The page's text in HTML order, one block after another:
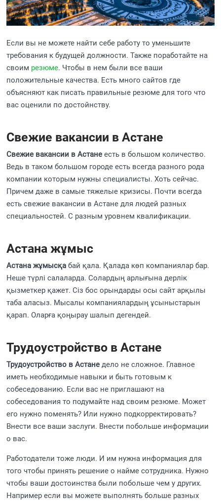
Если вы не можете найти себе работу то уменьшите
требования к будущей должности. Также поработайте на
своим резюме. Чтобы в нем были все ваши
положительные качества. Есть много сайтов где
объясняют как писать правильные резюме для того что
вас оценили по достойнству.
Свежие вакансии в Астане
Свежие вакансии в Астане есть в большом количество.
Ведь в таком большом городе есть всегда разного рода
компании которым нужны специалисты. Хоть сейчас.
Причем даже в самые тяжелые кризисы. Почти всегда
есть свежие вакансии в Астане для людей разных
специальностей. С разным уровнем квалификации.
Астана жұмыс
Астана жұмысқа бай қала. Қалада көп компаниялар бар.
Неше түрлі салаларда. Солардың арлығына дерлік
қызметкер қажет. Сіз бос орындарды осы сайт арқылы
таба аласыз. Мысалы компаниялардың ұсыныстарын
қарап. Оларға қоңырау шалып дегендей.
Трудоустройство в Астане
Трудоустройство в Астане дело не сложное. Главное
иметь необходимые навыки и быть готовым к
собеседованию. Если вас не приглашают на
собеседования то подумайте над своим резюме. Может
его нужно поменять? Или нужно подкорректировать?
Внести все ваши заслуги. Внести побольше информации
о вас.
Работодатели тоже люди. И им нужна информация для
того чтобы принять решение о найме сотрудника. Нужно
чтобы ваши достоинства были побольше чем у других.
Например если вы можете выполнять больше разных